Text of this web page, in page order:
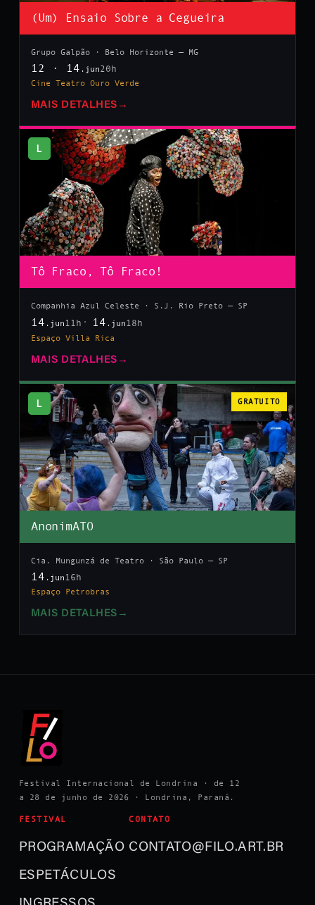
(Um) Ensaio Sobre a Cegueira
Grupo Galpão · Belo Horizonte — MG
12 · 14 .jun20h
Cine Teatro Ouro Verde
MAIS DETALHES →
L
Tô Fraco, Tô Fraco!
Companhia Azul Celeste · S.J. Rio Preto — SP
14 .jun 11h 14 .jun 18h
Espaço Villa Rica
MAIS DETALHES →
L GRATUITO
AnonimATO
Cia. Mungunzá de Teatro · São Paulo — SP
14 .jun 16h
Espaço Petrobras
MAIS DETALHES →
Festival Internacional de Londrina · de 12
a 28 de junho de 2026 · Londrina, Paraná.
FESTIVAL
PROGRAMAÇÃO
ESPETÁCULOS
CONTATO
CONTATO@FILO.ART.BR